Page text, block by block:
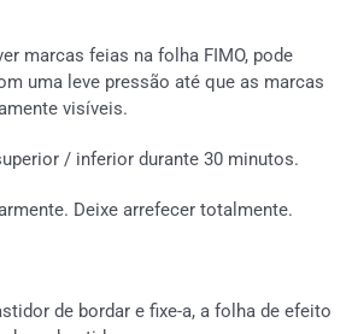
marcas feias na folha FIMO, pode
uma leve pressão até que as marcas
visíveis.
/ inferior durante 30 minutos.
Deixe arrefecer totalmente.
de bordar e fixe-a, a folha de efeito